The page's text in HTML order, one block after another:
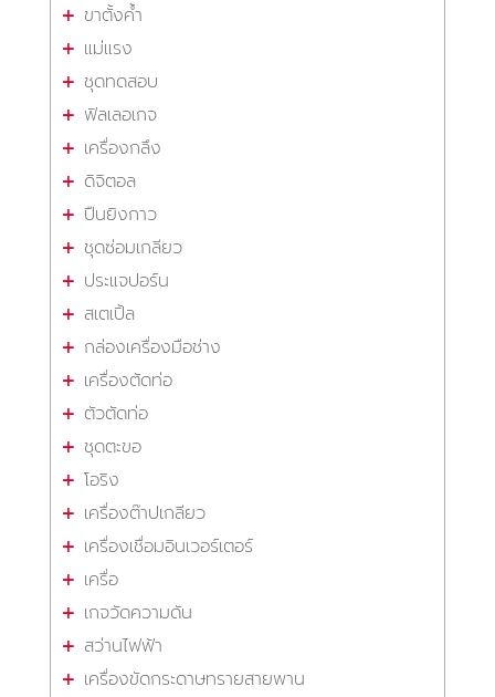
ขาตั้งค้ำ
แม่แรง
ชุดทดสอบ
ฟิลเลอเกจ
เครื่องกลึง
ดิจิตอล
ปืนยิงกาว
ชุดซ่อมเกลียว
ประแจปอร์น
สเตเปิ้ล
กล่องเครื่องมือช่าง
เครื่องตัดท่อ
ตัวตัดท่อ
ชุดตะขอ
โอริง
เครื่องต๊าปเกลียว
เครื่องเชื่อมอินเวอร์เตอร์
เครื่อ
เกจวัดความดัน
สว่านไฟฟ้า
เครื่องขัดกระดาษทรายสายพาน